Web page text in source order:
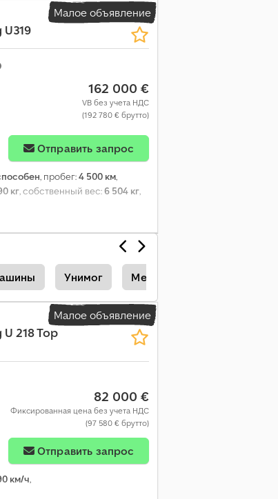
Малое объявление
162 000 €
VB без учета НДС
(192 780 € брутто)
Отправить запрос
, пробег:4 500 км,
кг, собственный вес:6 504 кг,
Унимог Mercedes-Benz Unimog U
Малое объявление
218 Top
82 000 €
Фиксированная цена без учета НДС
(97 580 € брутто)
Отправить запрос
км/ч,